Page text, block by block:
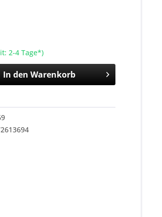
2-4 Tage*)
In den Warenkorb